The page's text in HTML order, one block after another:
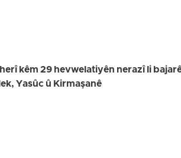
kêm 29 hevwelatiyên nerazî li
Yasûc û Kirmaşanê